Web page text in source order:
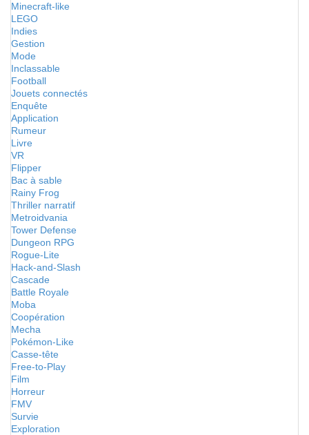
Minecraft-like
LEGO
Indies
Gestion
Mode
Inclassable
Football
Jouets connectés
Enquête
Application
Rumeur
Livre
VR
Flipper
Bac à sable
Rainy Frog
Thriller narratif
Metroidvania
Tower Defense
Dungeon RPG
Rogue-Lite
Hack-and-Slash
Cascade
Battle Royale
Moba
Coopération
Mecha
Pokémon-Like
Casse-tête
Free-to-Play
Film
Horreur
FMV
Survie
Exploration